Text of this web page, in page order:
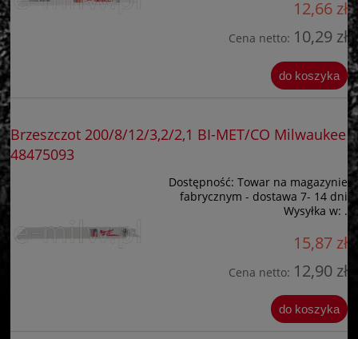
12,66 zł
Cena netto: 10,29 zł
do koszyka
Brzeszczot 200/8/12/3,2/2,1 BI-MET/CO Milwaukee
48475093
Dostępność: Towar na magazynie
fabrycznym - dostawa 7- 14 dni
Wysyłka w: .
15,87 zł
Cena netto: 12,90 zł
do koszyka